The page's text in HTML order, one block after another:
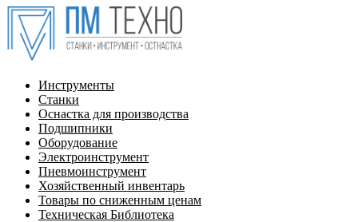
Инструменты
Станки
Оснастка для производства
Подшипники
Оборудование
Электроинструмент
Пневмоинструмент
Хозяйственный инвентарь
Товары по сниженным ценам
Техническая Библиотека